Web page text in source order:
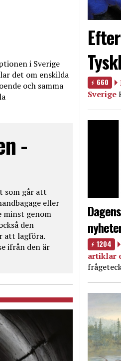
i Sverige
det om enskilda
och samma
-
som går att
eller
minst genom
den
att lagföra.
ifrån den är
660
Sverige
1204
artiklar